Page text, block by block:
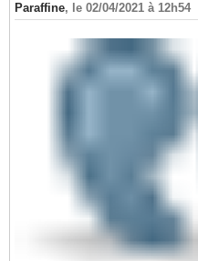
Paraffine, le 02/04/2021 à 12h54